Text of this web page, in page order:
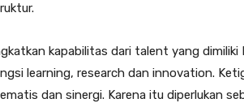
kapabilitas dari talent yang
learning, research dan innovation.
dan sinergi. Karena itu diperlukan